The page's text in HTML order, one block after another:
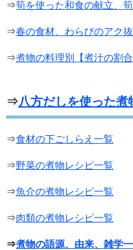
⇒筍を使った和食の献立、
⇒春の食材、わらびのアク
⇒煮物の料理別【煮汁の割
⇒八方だしを使った煮
⇒食材の下ごしらえ一覧
⇒野菜の煮物レシピ一覧
⇒魚介の煮物レシピ一覧
⇒肉類の煮物レシピ一覧
⇒煮物の語源、由来、雑学